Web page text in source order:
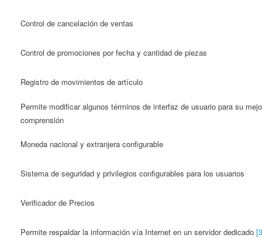
Control de cancelación de ventas
Control de promociones por fecha y cantidad de piezas
Registro de movimientos de artículo
Permite modificar algunos términos de interfaz de usuario para su
comprensión
Moneda nacional y extranjera configurable
Sistema de seguridad y privilegios configurables para los usuarios
Verificador de Precios
Permite respaldar la información vía Internet en un servidor dedicado